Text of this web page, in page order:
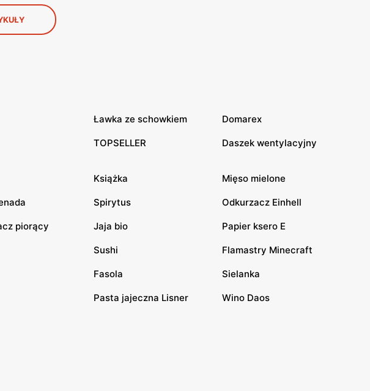
Ławka ze schowkiem Domarex
TOPSELLER Daszek wentylacyjny
Książka Mięso mielone
Spirytus Odkurzacz Einhell
piorący Jaja bio Papier ksero E
Sushi Flamastry Minecraft
Fasola Sielanka
Pasta jajeczna Lisner Wino Daos